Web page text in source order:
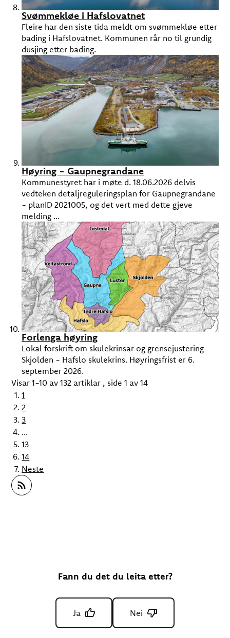
Svømmekløe i Hafslovatnet
Fleire har den siste tida meldt om svømmekløe etter
bading i Hafslovatnet. Kommunen rår no til grundig
dusjing etter bading.
Høyring - Gaupnegrandane
Kommunestyret har i møte d. 18.06.2026 delvis
vedteken detaljreguleringsplan for Gaupnegrandane
- planID 2021005, og det vert med dette gjeve
melding ...
Forlenga høyring
Lokal forskrift om skulekrinsar og grensejustering
Skjolden - Hafslo skulekrins. Høyringsfrist er 6.
september 2026.
Visar1-10 av132 artiklar , side1 av14
1
2
3
...
13
14
Neste
Fann du det du leita etter?
Ja Nei